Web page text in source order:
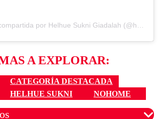
A EXPLORAR:
CATEGORÍA DESTACADA
HELHUE SUKNI NOHOME